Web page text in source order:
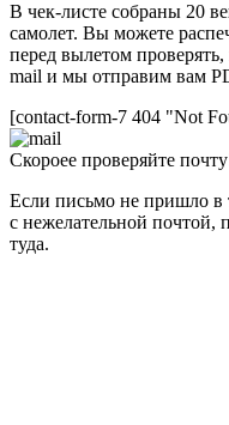
В чек-листе собраны 20
самолет. Вы можете
перед вылетом
mail и мы отправим вам
[contact-form-7 404 "Not
Скороее проверяйте
Если письмо не пришло в
с нежелательной почтой,
туда.